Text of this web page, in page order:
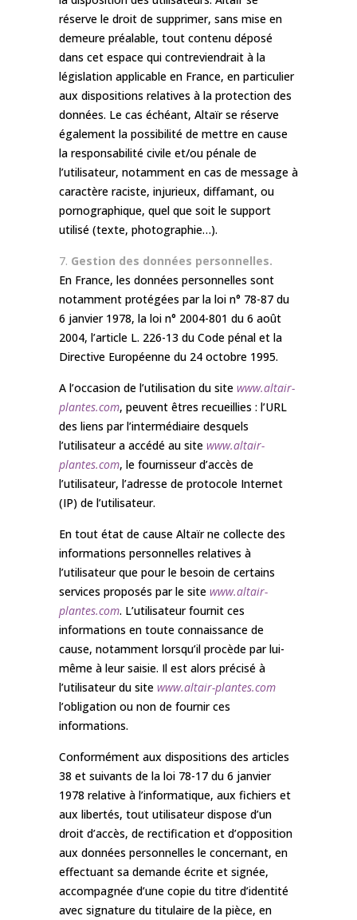
réserve le droit de supprimer, sans mise en
demeure préalable, tout contenu déposé
dans cet espace qui contreviendrait à la
législation applicable en France, en particulier
aux dispositions relatives à la protection des
données. Le cas échéant, Altaïr se réserve
également la possibilité de mettre en cause
la responsabilité civile et/ou pénale de
l’utilisateur, notamment en cas de message à
caractère raciste, injurieux, diffamant, ou
pornographique, quel que soit le support
utilisé (texte, photographie…).
Gestion des données personnelles.
En France, les données personnelles sont
notamment protégées par la loi n° 78-87 du
6 janvier 1978, la loi n° 2004-801 du 6 août
2004, l’article L. 226-13 du Code pénal et la
Directive Européenne du 24 octobre 1995.
A l’occasion de l’utilisation du site www.altair-
plantes.com, peuvent êtres recueillies : l’URL
des liens par l’intermédiaire desquels
l’utilisateur a accédé au site www.altair-
plantes.com, le fournisseur d’accès de
l’utilisateur, l’adresse de protocole Internet
(IP) de l’utilisateur.
En tout état de cause Altaïr ne collecte des
informations personnelles relatives à
l’utilisateur que pour le besoin de certains
services proposés par le site www.altair-
plantes.com. L’utilisateur fournit ces
informations en toute connaissance de
cause, notamment lorsqu’il procède par lui-
même à leur saisie. Il est alors précisé à
l’utilisateur du site www.altair-plantes.com
l’obligation ou non de fournir ces
informations.
Conformément aux dispositions des articles
38 et suivants de la loi 78-17 du 6 janvier
1978 relative à l’informatique, aux fichiers et
aux libertés, tout utilisateur dispose d’un
droit d’accès, de rectification et d’opposition
aux données personnelles le concernant, en
effectuant sa demande écrite et signée,
accompagnée d’une copie du titre d’identité
avec signature du titulaire de la pièce, en